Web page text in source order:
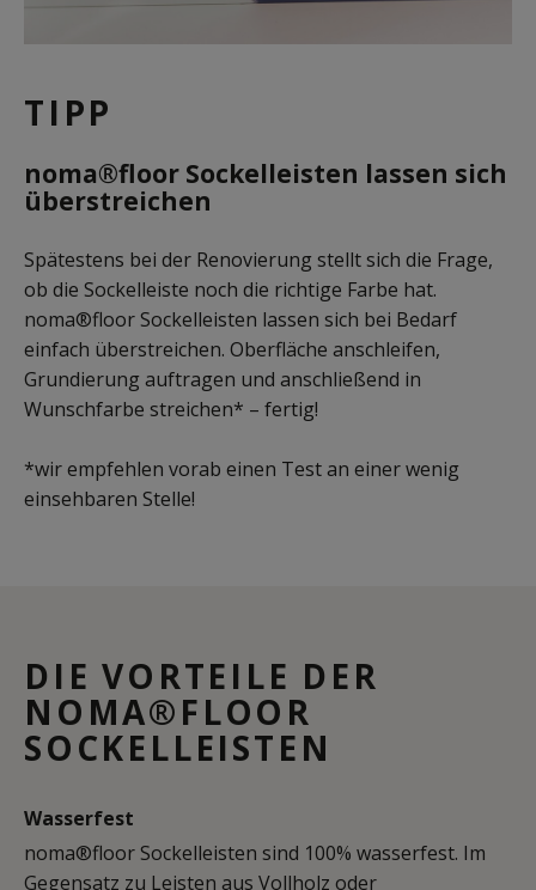
TIPP
noma®floor Sockelleisten lassen sich
überstreichen
Spätestens bei der Renovierung stellt sich die Frage,
ob die Sockelleiste noch die richtige Farbe hat.
noma®floor Sockelleisten lassen sich bei Bedarf
einfach überstreichen. Oberfläche anschleifen,
Grundierung auftragen und anschließend in
Wunschfarbe streichen* – fertig!
*wir empfehlen vorab einen Test an einer wenig
einsehbaren Stelle!
DIE VORTEILE DER
NOMA®FLOOR
SOCKELLEISTEN
Wasserfest
noma®floor Sockelleisten sind 100% wasserfest. Im
Gegensatz zu Leisten aus Vollholz oder